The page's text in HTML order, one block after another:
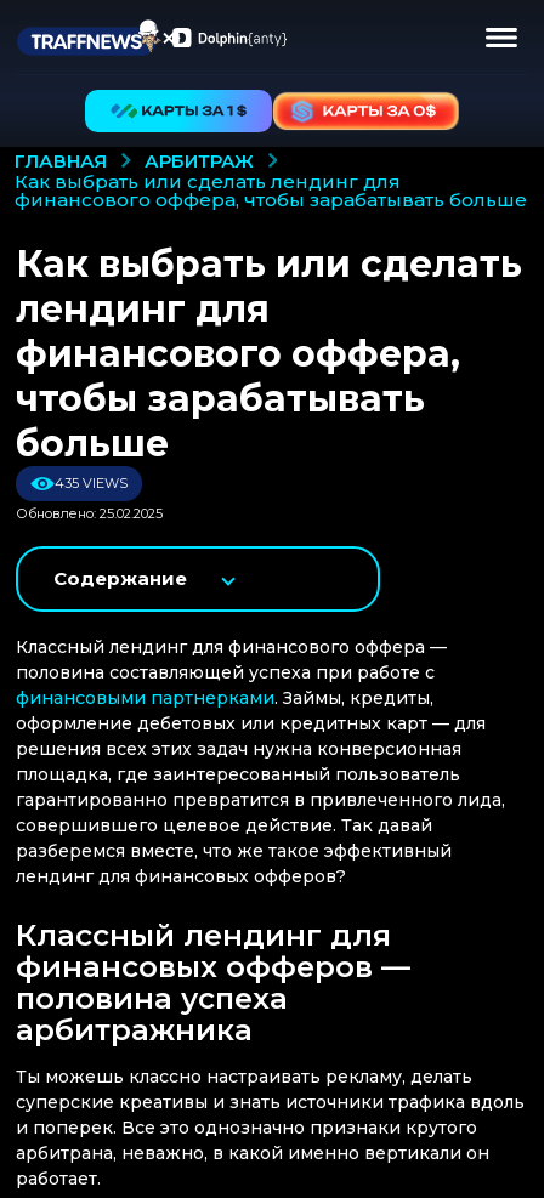
ГЛАВНАЯ
АРБИТРАЖ
как выбрать или сделать лендинг для
финансового оффера, чтобы зарабатывать больше
Как выбрать или сделать
лендинг для
финансового оффера,
чтобы зарабатывать
больше
435 VIEWS
Обновлено: 25.02.2025
Содержание
Классный лендинг для финансового оффера —
половина составляющей успеха при работе с
финансовыми партнерками. Займы, кредиты,
оформление дебетовых или кредитных карт — для
решения всех этих задач нужна конверсионная
площадка, где заинтересованный пользователь
гарантированно превратится в привлеченного лида,
совершившего целевое действие. Так давай
разберемся вместе, что же такое эффективный
лендинг для финансовых офферов?
Классный лендинг для
финансовых офферов —
половина успеха
арбитражника
Ты можешь классно настраивать рекламу, делать
суперские креативы и знать источники трафика вдоль
и поперек. Все это однозначно признаки крутого
арбитрана, неважно, в какой именно вертикали он
работает.